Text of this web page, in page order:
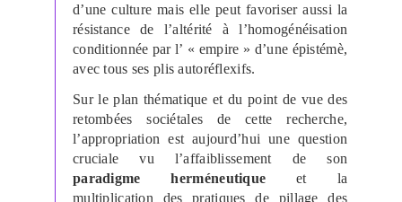
d’une culture mais elle peut favoriser aussi la
résistance de l’altérité à l’homogénéisation
conditionnée par l’ « empire » d’une épistémè,
avec tous ses plis autoréflexifs.
Sur le plan thématique et du point de vue des
retombées sociétales de cette recherche,
l’appropriation est aujourd’hui une question
cruciale vu l’affaiblissement de son
paradigme herméneutique et la
multiplication des pratiques de pillage des